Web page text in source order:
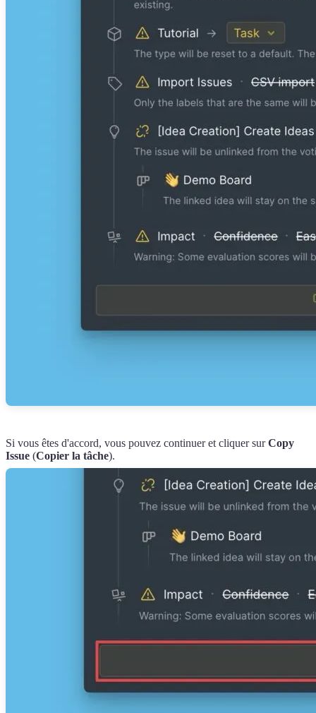
Si vous êtes d'accord, vous pouvez continuer et cliquer surCopy
Issue (Copier la tâche).